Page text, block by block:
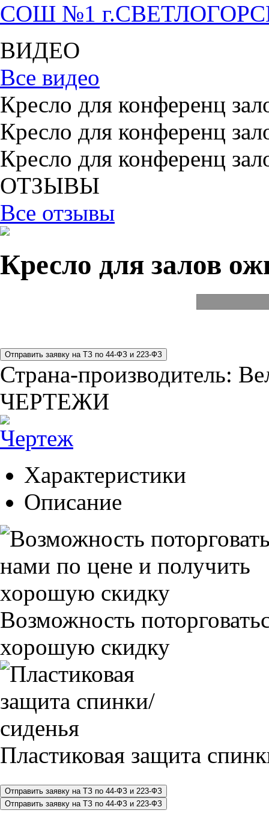
СОШ №1
ВИДЕО
Все видео
Кресло для конференц
Кресло для конференц
Кресло для конференц
ОТЗЫВЫ
Все отзывы
Кресло для залов
Страна-производитель:
ЧЕРТЕЖИ
Характеристики
Описание
Возможность
хорошую скидку
Пластиковая защита